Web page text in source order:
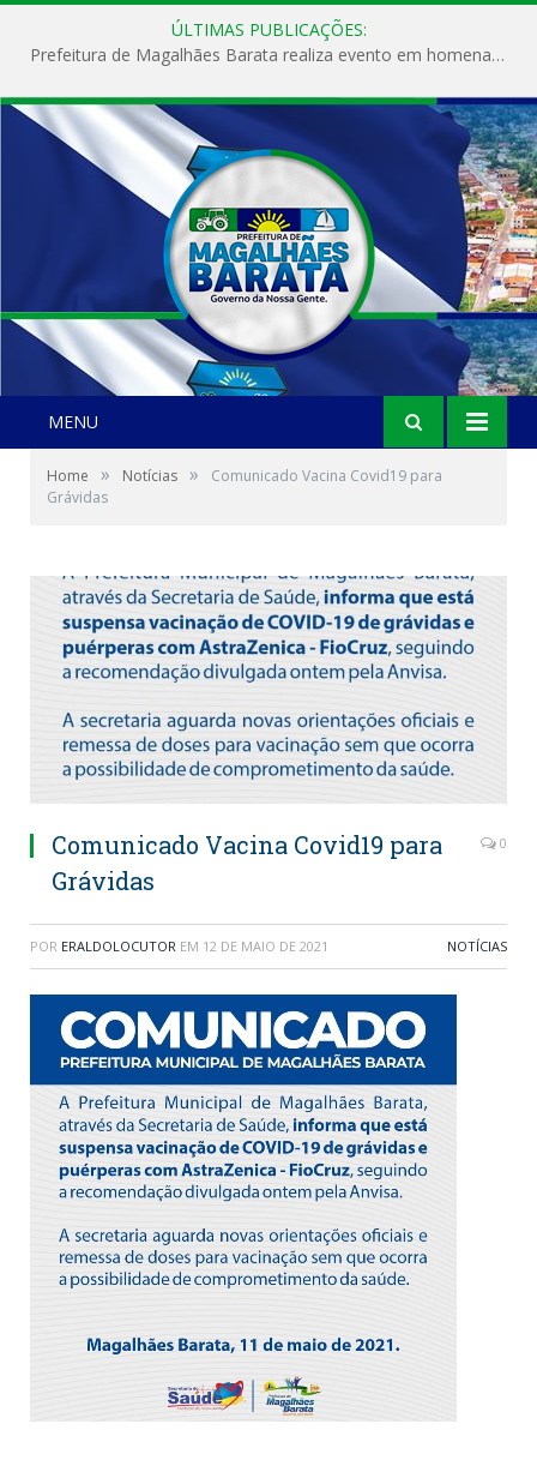
ÚLTIMAS PUBLICAÇÕES:
Prefeitura de Magalhães Barata realiza evento em homenagem ao Dia Internacional da Mulher
MENU
Home » Notícias »
Comunicado Vacina Covid19 para
Grávidas
Comunicado Vacina Covid19 para
Grávidas
0
POR ERALDOLOCUTOR EM 12 DE MAIO DE 2021 NOTÍCIAS